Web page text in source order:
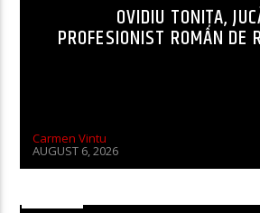
OVIDIU TONIȚA,
PROFESIONIST ROMÂN DE
Carmen Vintu
AUGUST 6, 2026